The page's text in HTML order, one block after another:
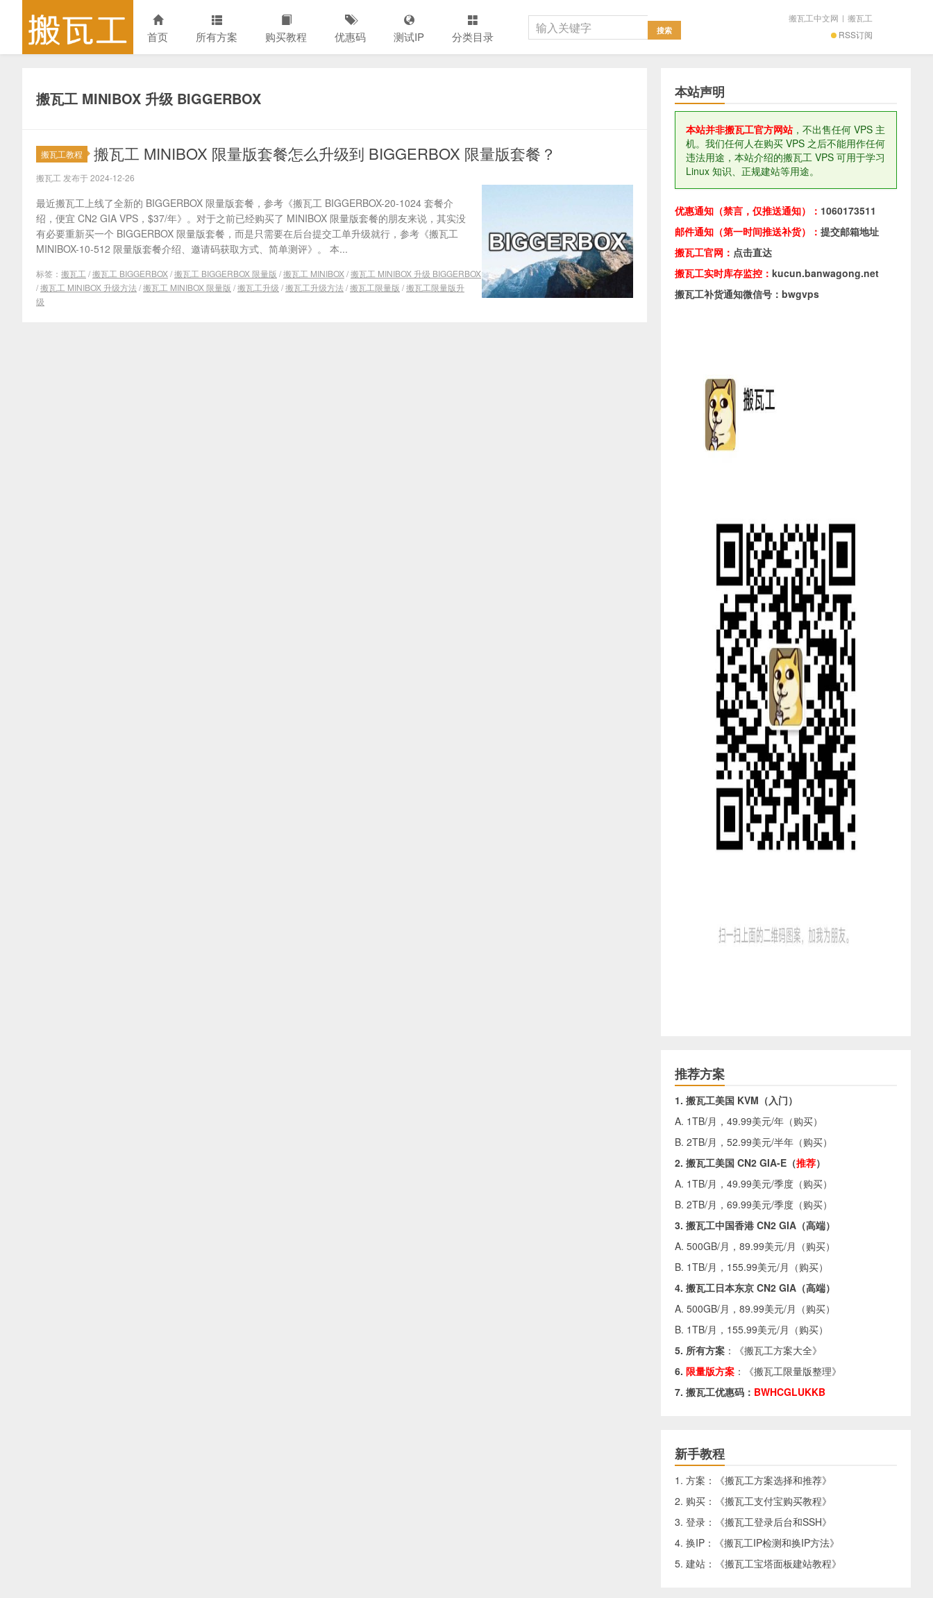
首页 所有方案 购买教程 优惠码 测试IP 分类目录 RSS订阅
搬瓦工中文网 | 搬瓦工
搬瓦工 MINIBOX 升级 BIGGERBOX
搬瓦工教程 搬瓦工 MINIBOX 限量版套餐怎么升级到 BIGGERBOX 限量版套餐？
搬瓦工 发布于 2024-12-26
最近搬瓦工上线了全新的 BIGGERBOX 限量版套餐，参考《搬瓦工 BIGGERBOX-20-1024 套餐介
绍，便宜 CN2 GIA VPS，$37/年》。对于之前已经购买了 MINIBOX 限量版套餐的朋友来说，其实没
有必要重新买一个 BIGGERBOX 限量版套餐，而是只需要在后台提交工单升级就行，参考《搬瓦工
MINIBOX-10-512 限量版套餐介绍、邀请码获取方式、简单测评》。 本...
标签： 搬瓦工 /搬瓦工 BIGGERBOX/搬瓦工 BIGGERBOX 限量版 /搬瓦工 MINIBOX/搬瓦工 MINIBOX 升级 BIGGERBOX
/搬瓦工 MINIBOX 升级方法 /搬瓦工 MINIBOX 限量版 /搬瓦工升级 /搬瓦工升级方法 /搬瓦工限量版 /搬瓦工限量版升
级
本站声明
本站并非搬瓦工官方网站，不出售任何 VPS 主
机。我们任何人在购买 VPS 之后不能用作任何
违法用途，本站介绍的搬瓦工 VPS 可用于学习
Linux 知识、正规建站等用途。
优惠通知（禁言，仅推送通知）： 1060173511
邮件通知（第一时间推送补货）： 提交邮箱地址
搬瓦工官网： 点击直达
搬瓦工实时库存监控： kucun.banwagong.net
搬瓦工补货通知微信号：bwgvps
推荐方案
1. 搬瓦工美国 KVM（入门）
A. 1TB/月，49.99美元/年（购买）
B. 2TB/月，52.99美元/半年（购买）
2. 搬瓦工美国 CN2 GIA-E（推荐）
A. 1TB/月，49.99美元/季度（购买）
B. 2TB/月，69.99美元/季度（购买）
3. 搬瓦工中国香港 CN2 GIA（高端）
A. 500GB/月，89.99美元/月（购买）
B. 1TB/月，155.99美元/月（购买）
4. 搬瓦工日本东京 CN2 GIA（高端）
A. 500GB/月，89.99美元/月（购买）
B. 1TB/月，155.99美元/月（购买）
5. 所有方案 ：《搬瓦工方案大全》
6. 限量版方案 ：《搬瓦工限量版整理》
7. 搬瓦工优惠码： BWHCGLUKKB
新手教程
1. 方案：《搬瓦工方案选择和推荐》
2. 购买：《搬瓦工支付宝购买教程》
3. 登录：《搬瓦工登录后台和SSH》
4. 换IP：《搬瓦工IP检测和换IP方法》
5. 建站：《搬瓦工宝塔面板建站教程》